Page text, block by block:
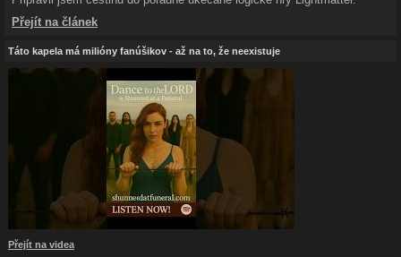
Přejít na článek
Táto kapela má milióny fanúšikov - až na to, že neexistuje
Přejít na videa